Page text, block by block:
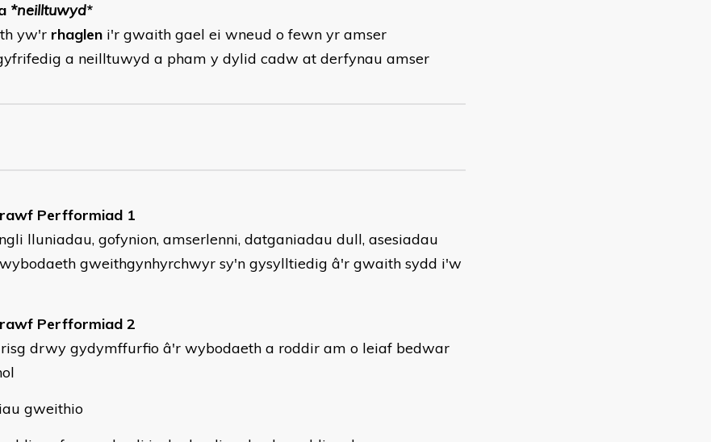
*neilltuwyd*
yw'r rhaglen i'r gwaith gael ei wneud o fewn yr amser
a neilltuwyd a pham y dylid cadw at derfynau amser
Perfformiad 1
lluniadau, gofynion, amserlenni, datganiadau dull, asesiadau
gweithgynhyrchwyr sy'n gysylltiedig â'r gwaith sydd i'w
Perfformiad 2
drwy gydymffurfio â'r wybodaeth a roddir am o leiaf bedwar
gweithio